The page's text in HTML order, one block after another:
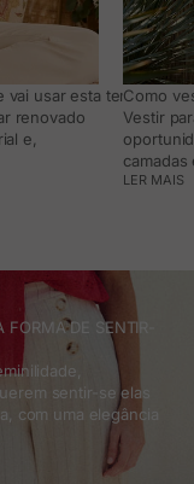
usar esta temporada
renovado
e,
Como
Vestir
LER MAIS
FORMA DE SENTIR-
sentir-se elas
com uma elegância